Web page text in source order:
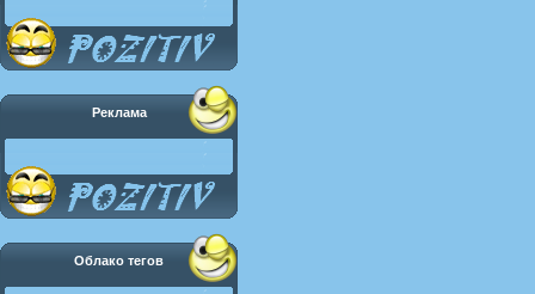
Реклама
Облако тегов